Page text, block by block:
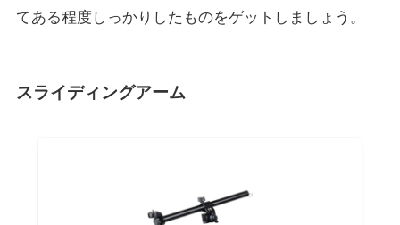
てある程度しっかりしたものをゲットしましょう。
スライディングアーム